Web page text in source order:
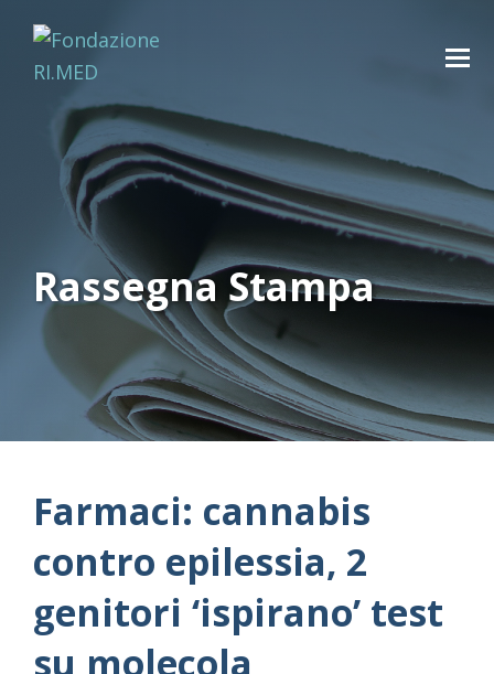
Rassegna Stampa
Farmaci: cannabis
contro epilessia, 2
genitori ‘ispirano’ test
su molecola